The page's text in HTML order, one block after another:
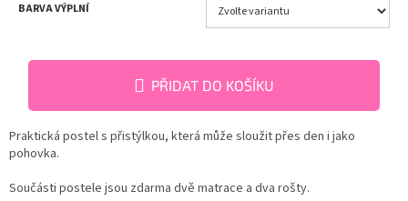
BARVA VÝPLNÍ
PŘIDAT DO KOŠÍKU
Praktická postel s přistýlkou, která může sloužit přes den i jako
pohovka.
Součásti postele jsou zdarma dvě matrace a dva rošty.